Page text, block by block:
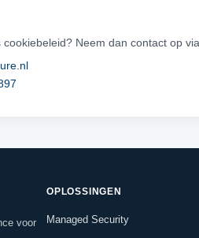
Neem dan contact op
voor
OPLOSSINGEN
Managed Security